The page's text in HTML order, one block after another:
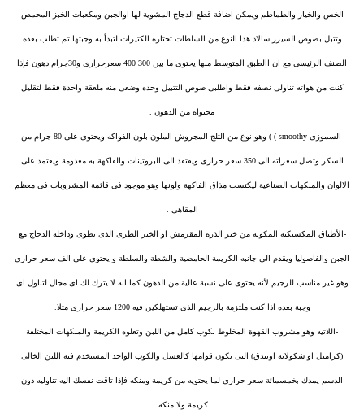
الخس والخيار والطماطم ويمكن اضافة قطع الدجاج المشوية لها اوالجبن ومكعبات الخبز المحمص
وتتبل بصوص السيزر سالاد هذا النوع من السلطات تختاره الكثيرات لتبدأ به وجبتها ثم تطلب بعده
الصنف الرئيسى مع ان االطبق المتوسط منها يحتوى ما بين 300 400 سعرحرارى و30جرام دهون فإذا
كنت من هواته تناولى نصفه فقط واطلبى صوص التتبيل وحده وضعى منه ملعقة واحدة فقط لتقليل
محتواه من الدهون .
-السموزى smoothy ) ) وهو نوع من الثلج المجروش الملون بلون الفواكه ويحتوى على 80 جرام من
السكر وتصل سعراته الى 350 سعر حرارى ويفتقد الى البروتينات والفاكهة به معدومة ويعتمد على
الالوان والمنكهات الصناعية ليكتسب مذاق الفاكهة ولونها وهو موجود فى قائمة المشروبات فى معظم
المقاهى .
-الأطباق المكسيكية المكونة من خبز الذرة المقرمش او الخبز الطرى الذى يطوى وداخلة الدجاج مع
الجبن والفاصوليا ويقدم الى جانبه الكريمة الحامضية والشطة والسلطة و يحتوى على الف سعر حرارى
وهو غير مناسب للرجيم لأنه يحتوى على نسبة عالية من الدهون كما انه لا يترك لك اى مجال لتناول اى
وجبة بعده اذا كنت ملتزمة بالرجيم الذى تستهلكين فيه 1200 سعر حرارى مثلا.
-اللاتيه وهو مشروب القهوة المخلوط بكوب كامل من اللبن وتعلوه الكريمة والمنكهات المختلفة
(كراميل او شكولاتة اوبندق) التى يكون قوامها كالعسل والكوب الواحد المستخدم فيه اللبن الخالى
الدسم يمدك بخمسمائة سعر حرارى لما يحتويه من كريمة ومنكه فإذا تاقت نفسك اليه تناوليه دون
كريمة ولا منكه.